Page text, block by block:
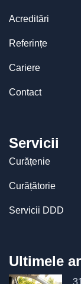
Acreditări
Referințe
Cariere
Contact
Servicii
Curățenie
Curățătorie
Servicii DDD
Ultimele